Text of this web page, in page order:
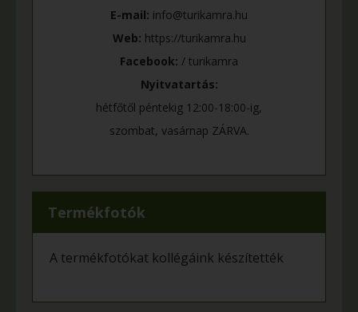
E-mail: info@turikamra.hu
Web: https://turikamra.hu
Facebook: / turikamra
Nyitvatartás:
hétfőtől péntekig 12:00-18:00-ig,
szombat, vasárnap ZÁRVA.
Termékfotók
A termékfotókat kollégáink készítették